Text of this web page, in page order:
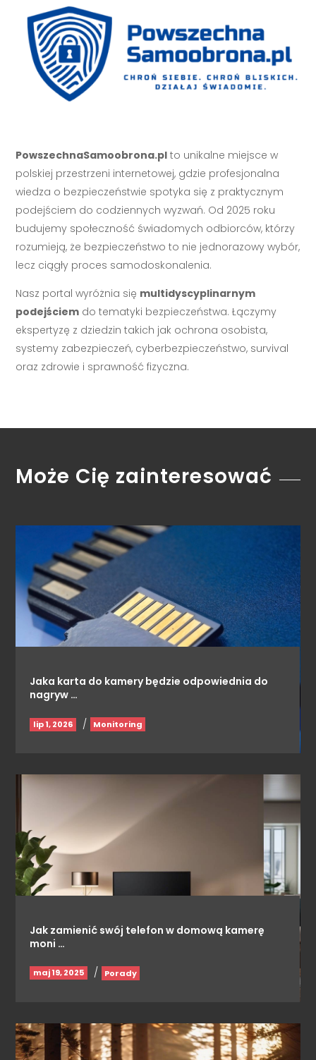
PowszechnaSamoobrona.pl to unikalne miejsce w
polskiej przestrzeni internetowej, gdzie profesjonalna
wiedza o bezpieczeństwie spotyka się z praktycznym
podejściem do codziennych wyzwań. Od 2025 roku
budujemy społeczność świadomych odbiorców, którzy
rozumieją, że bezpieczeństwo to nie jednorazowy wybór,
lecz ciągły proces samodoskonalenia.
Nasz portal wyróżnia się multidyscyplinarnym
podejściem do tematyki bezpieczeństwa. Łączymy
ekspertyzę z dziedzin takich jak ochrona osobista,
systemy zabezpieczeń, cyberbezpieczeństwo, survival
oraz zdrowie i sprawność fizyczna.
Może Cię zainteresować
Jaka karta do kamery będzie odpowiednia do
nagryw …
lip 1, 2026 / Monitoring
Jak zamienić swój telefon w domową kamerę
moni …
maj 19, 2025 / Porady